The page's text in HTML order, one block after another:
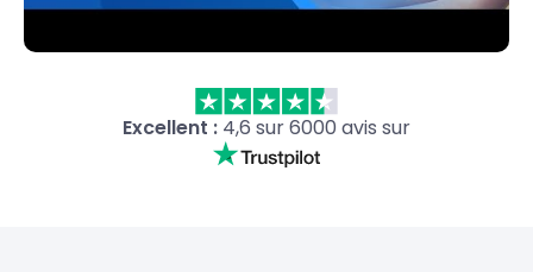
Excellent :4,6 sur 6000 avis sur